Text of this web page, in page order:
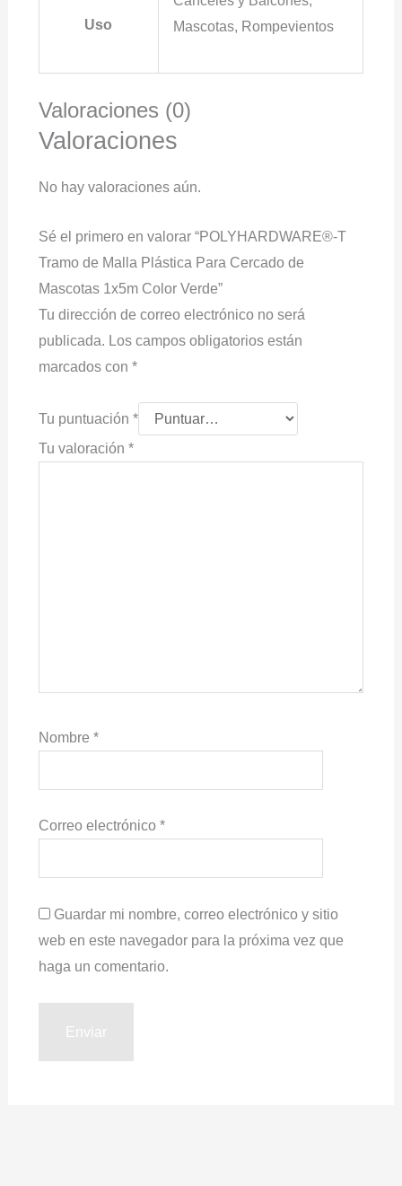
Uso
Mascotas, Rompevientos
Valoraciones (0)
Valoraciones
No hay valoraciones aún.
Sé el primero en valorar “POLYHARDWARE®-T
Tramo de Malla Plástica Para Cercado de
Mascotas 1x5m Color Verde”
Tu dirección de correo electrónico no será
publicada. Los campos obligatorios están
marcados con *
Tu puntuación *
Tu valoración *
Nombre *
Correo electrónico *
Guardar mi nombre, correo electrónico y sitio
web en este navegador para la próxima vez que
haga un comentario.